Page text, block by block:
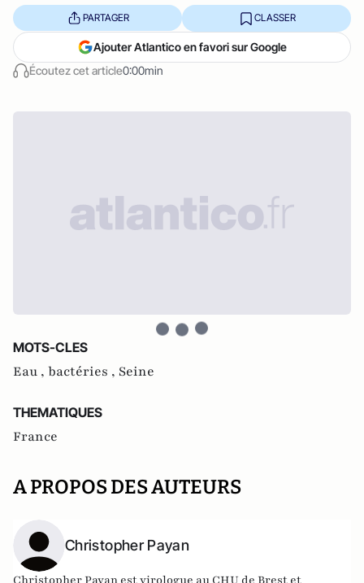
Écoutez cet article0:00min
PARTAGER CLASSER
Ajouter Atlantico en favori sur Google
MOTS-CLES
Eau , bactéries , Seine
THEMATIQUES
France
A PROPOS DES AUTEURS
Christopher Payan
Christopher Payan est virologue au CHU de Brest et